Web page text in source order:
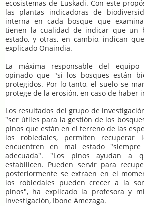
ecosistemas de Euskadi. Con este
las plantas indicadoras de
interna en cada bosque que
tienen la cualidad de indicar que un
estado, y otras, en cambio, indican
explicado Onaindia.
La máxima responsable del equipo
opinado que "si los bosques están
protegidos. Por lo tanto, el suelo se
protege de la erosión, en caso de haber
Los resultados del grupo de
"ser útiles para la gestión de los
pinos que están en el terreno de las
los robledales, permiten recuperar
encuentren en mal estado
adecuada". "Los pinos ayudan a
estabilicen. Pueden servir para
posteriormente se extraen en el
los robledales pueden crecer a la
pinos", ha explicado la profesora y
investigación, Ibone Amezaga.